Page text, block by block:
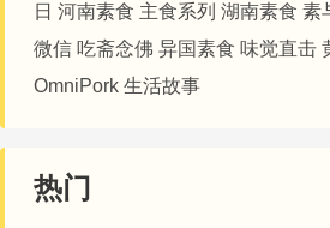
日 河南素食 主食系列 湖南素食 素
微信 吃斋念佛 异国素食 味觉直击
OmniPork 生活故事
热门